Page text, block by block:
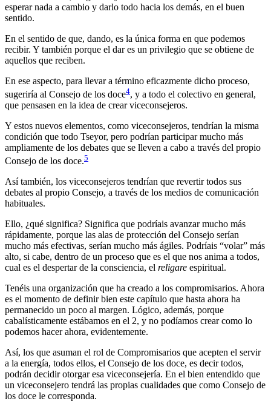
esperar nada a cambio y darlo todo hacia los demás, en el buen
sentido.
En el sentido de que, dando, es la única forma en que podemos
recibir. Y también porque el dar es un privilegio que se obtiene de
aquellos que reciben.
En ese aspecto, para llevar a término eficazmente dicho proceso,
sugeriría al Consejo de los doce4, y a todo el colectivo en general,
que pensasen en la idea de crear viceconsejeros.
Y estos nuevos elementos, como viceconsejeros, tendrían la misma
condición que todo Tseyor, pero podrían participar mucho más
ampliamente de los debates que se lleven a cabo a través del propio
Consejo de los doce.5
Así también, los viceconsejeros tendrían que revertir todos sus
debates al propio Consejo, a través de los medios de comunicación
habituales.
Ello, ¿qué significa? Significa que podríais avanzar mucho más
rápidamente, porque las alas de protección del Consejo serían
mucho más efectivas, serían mucho más ágiles. Podríais “volar” más
alto, si cabe, dentro de un proceso que es el que nos anima a todos,
cual es el despertar de la consciencia, el religare espiritual.
Tenéis una organización que ha creado a los compromisarios. Ahora
es el momento de definir bien este capítulo que hasta ahora ha
permanecido un poco al margen. Lógico, además, porque
cabalísticamente estábamos en el 2, y no podíamos crear como lo
podemos hacer ahora, evidentemente.
Así, los que asuman el rol de Compromisarios que acepten el servir
a la energía, todos ellos, el Consejo de los doce, es decir todos,
podrán decidir otorgar esa viceconsejería. En el bien entendido que
un viceconsejero tendrá las propias cualidades que como Consejo de
los doce le corresponda.